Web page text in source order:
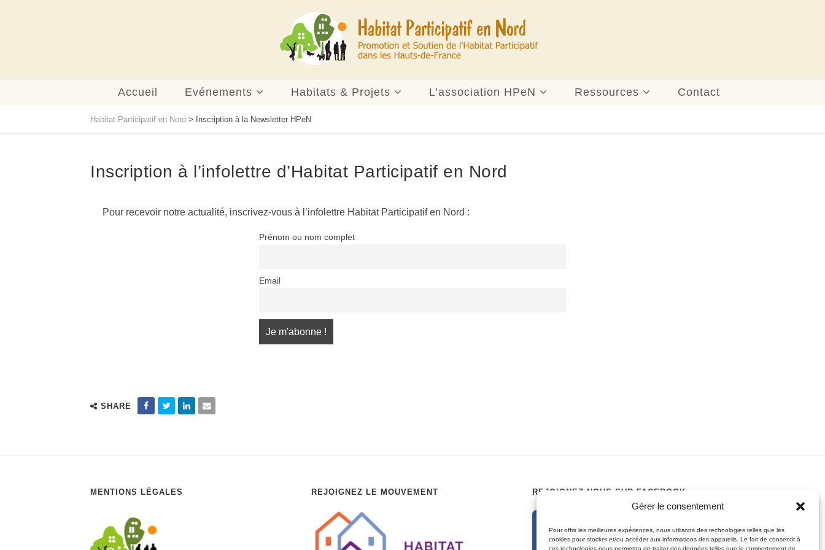
Gérer le consentement
Pour offrir les meilleures expériences, nous utilisons des technologies telles que les
cookies pour stocker et/ou accéder aux informations des appareils. Le fait de consentir à
ces technologies nous permettra de traiter des données telles que le comportement de
Accueil Evénements Habitats & Projets L’association HPeN Ressources Contact
Habitat Participatif en Nord > Inscription à la Newsletter HPeN
Inscription à l’infolettre d’Habitat Participatif en Nord
Pour recevoir notre actualité, inscrivez-vous à l’infolettre Habitat Participatif en Nord :
Prénom ou nom complet
Email
SHARE
MENTIONS LÉGALES REJOIGNEZ LE MOUVEMENT REJOIGNEZ-NOUS SUR FACEBOOK